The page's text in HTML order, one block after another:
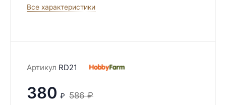
Все характеристики
Артикул RD21
380 ₽ 586 ₽